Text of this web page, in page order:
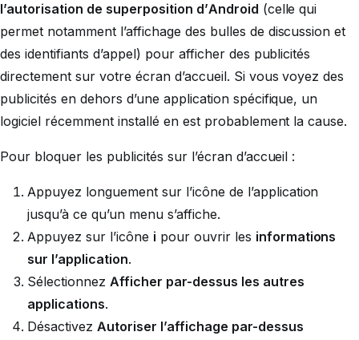
l’autorisation de superposition d’Android (celle qui
permet notamment l’affichage des bulles de discussion et
des identifiants d’appel) pour afficher des publicités
directement sur votre écran d’accueil. Si vous voyez des
publicités en dehors d’une application spécifique, un
logiciel récemment installé en est probablement la cause.
Pour bloquer les publicités sur l’écran d’accueil :
Appuyez longuement sur l’icône de l’application
jusqu’à ce qu’un menu s’affiche.
Appuyez sur l’icône i pour ouvrir les informations
sur l’application.
Sélectionnez Afficher par-dessus les autres
applications.
Désactivez Autoriser l’affichage par-dessus